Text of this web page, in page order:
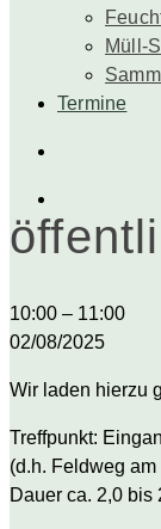
Müll-
Termine
öffentliche
Begehung
Baumlehrpfades
10:00 – 11:00
02/08/2025
Wir laden hierzu
Treffpunkt:
(d.h. Feldweg
Dauer ca. 2,0 bis